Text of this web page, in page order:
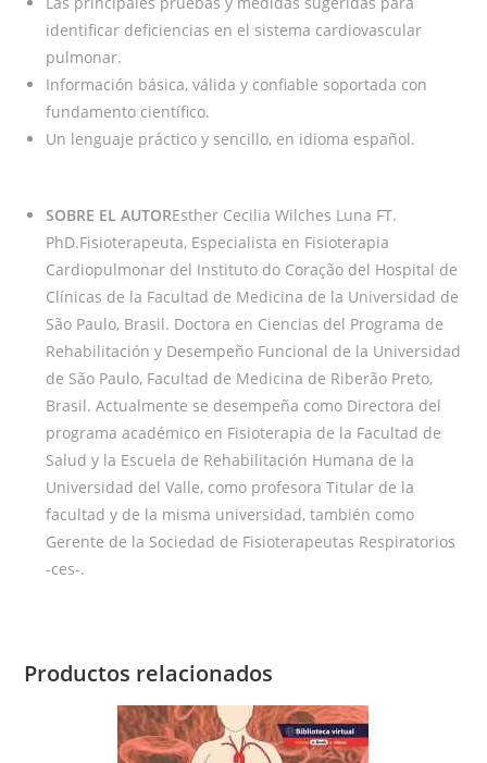
identificar deficiencias en el sistema cardiovascular
pulmonar.
Información básica, válida y confiable soportada con
fundamento científico.
Un lenguaje práctico y sencillo, en idioma español.
SOBRE EL AUTOREsther Cecilia Wilches Luna FT.
PhD.Fisioterapeuta, Especialista en Fisioterapia
Cardiopulmonar del Instituto do Coração del Hospital de
Clínicas de la Facultad de Medicina de la Universidad de
São Paulo, Brasil. Doctora en Ciencias del Programa de
Rehabilitación y Desempeño Funcional de la Universidad
de São Paulo, Facultad de Medicina de Riberão Preto,
Brasil. Actualmente se desempeña como Directora del
programa académico en Fisioterapia de la Facultad de
Salud y la Escuela de Rehabilitación Humana de la
Universidad del Valle, como profesora Titular de la
facultad y de la misma universidad, también como
Gerente de la Sociedad de Fisioterapeutas Respiratorios
-ces-.
Productos relacionados